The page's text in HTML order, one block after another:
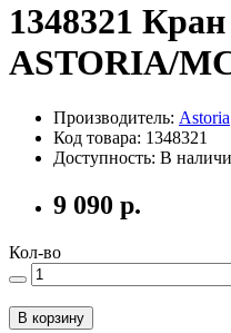
1348321
ASTORIA/
Производитель: Astoria
Код товара: 1348321
Доступность: В
9 090 р.
Кол-во
В корзину